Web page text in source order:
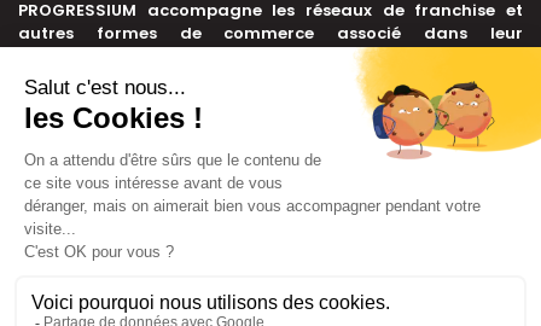
PROGRESSIUM accompagne les réseaux de franchise et
autres formes de commerce associé dans leur
développement, depuis leur création jusqu’à leur cession.
NOUS CONTACTER
+33 6 99 39 91 46
contact@progressium.fr
56 rue de la République, 69002 LYON
LIENS